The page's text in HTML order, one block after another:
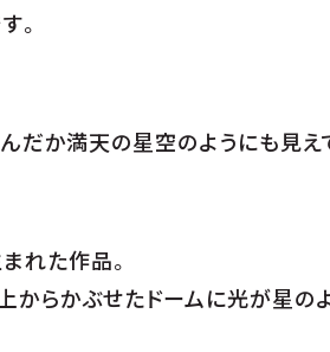
。
だか満天の星空のようにも見え
れた作品。
からかぶせたドームに光が星の